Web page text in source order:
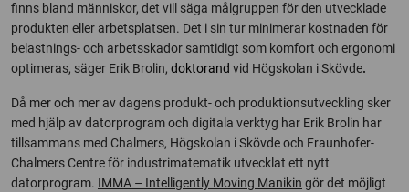
finns bland människor, det vill säga målgruppen för den utvecklade
produkten eller arbetsplatsen. Det i sin tur minimerar kostnaden för
belastnings- och arbetsskador samtidigt som komfort och ergonomi
optimeras, säger Erik Brolin, doktorand vid Högskolan i Skövde.
Då mer och mer av dagens produkt- och produktionsutveckling sker
med hjälp av datorprogram och digitala verktyg har Erik Brolin har
tillsammans med Chalmers, Högskolan i Skövde och Fraunhofer-
Chalmers Centre för industrimatematik utvecklat ett nytt
datorprogram. IMMA – Intelligently Moving Manikin gör det möjligt